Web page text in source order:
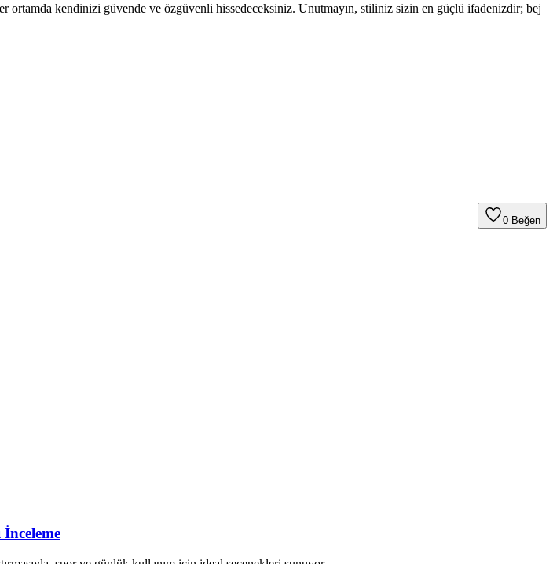
ortamda kendinizi güvende ve özgüvenli hissedeceksiniz. Unutmayın, stiliniz sizin en güçlü ifadenizdir; bej
0 Beğen